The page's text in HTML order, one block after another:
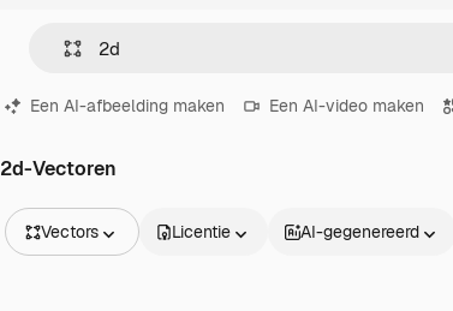
Een AI-afbeelding maken Een AI-video maken
2d-Vectoren
Vectors Licentie AI-gegenereerd